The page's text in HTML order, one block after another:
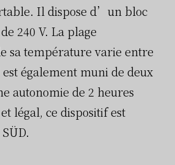
Il dispose d’un bloc
240 V. La plage
sa température varie entre
est également muni de deux
autonomie de 2 heures
légal, ce dispositif est